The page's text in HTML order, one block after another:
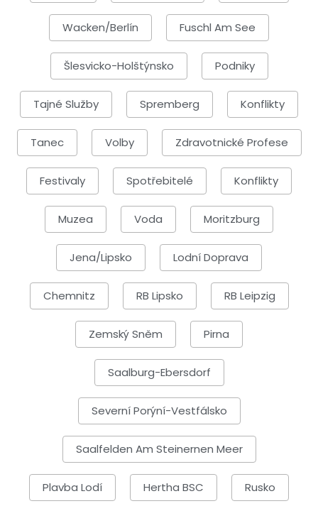
Wacken/Berlín Fuschl Am See
Šlesvicko-Holštýnsko Podniky
Tajné Služby Spremberg Konflikty
Tanec Volby Zdravotnické Profese
Festivaly Spotřebitelé Konflikty
Muzea Voda Moritzburg
Jena/Lipsko Lodní Doprava
Chemnitz RB Lipsko RB Leipzig
Zemský Sněm Pirna
Saalburg-Ebersdorf
Severní Porýní-Vestfálsko
Saalfelden Am Steinernen Meer
Plavba Lodí Hertha BSC Rusko